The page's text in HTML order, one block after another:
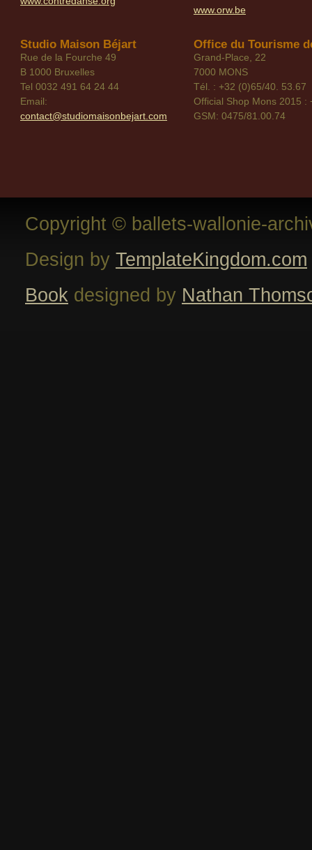
www.orw.be
Studio Maison Béjart
Rue de la Fourche 49
B 1000 Bruxelles
Tel 0032 491 64 24 44
Email:
contact@studiomaisonbejart.com
Office du Tourisme
Grand-Place, 22
7000 MONS
Tél. : +32 (0)65/40. 53.67
Official Shop Mons 2015 :
GSM: 0475/81.00.74
Copyright © ballets-wallonie-
Design by TemplateKingdom.com
Book designed by Nathan